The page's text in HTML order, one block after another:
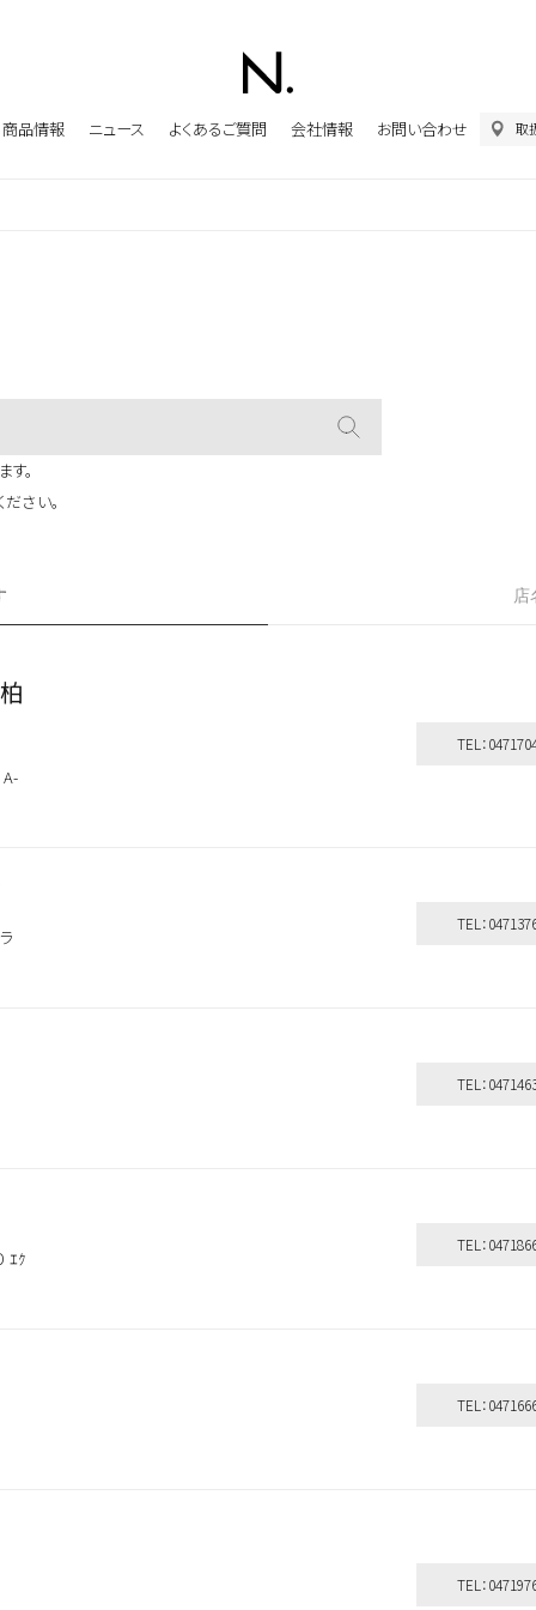
商品情報 ニュース よくあるご質問 会社情報 お問い合わせ 取
。
さい。
店
TEL：
TEL：
TEL：
ｴｸ
TEL：
TEL：
TEL：